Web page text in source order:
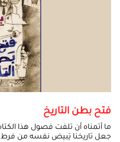
فتح بطن التاريخ
ما أتمناه أن تلفت فصول هذا
جعل تاريخنا يَبيض نفسه من فرط